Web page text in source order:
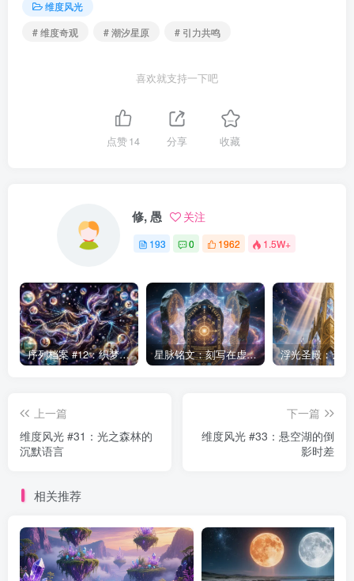
维度风光
# 维度奇观
# 潮汐星原 # 引力共鸣
喜欢就支持一下吧
点赞14 分享 收藏
修, 愚 关注
193 0 1962 1.5W+
序列档案 #12：织梦者——第七序列的编织者 星脉铭文：刻写在虚空中的永恒律法
上一篇
维度风光 #31：光之森林的
沉默语言
下一篇
维度风光 #33：悬空湖的倒
影时差
相关推荐